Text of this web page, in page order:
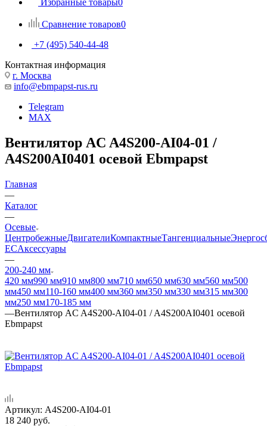
Избранные товары0
Сравнение товаров0
+7 (495) 540-44-48
Контактная информация
г. Москва
info@ebmpapst-rus.ru
Telegram
MAX
Вентилятор AC A4S200-AI04-01 /
A4S200AI0401 осевой Ebmpapst
Главная
—
Каталог
—
Осевые
ЦентробежныеДвигателиКомпактныеТангенциальные
ECАксессуары
—
200-240 мм
420 мм990 мм910 мм800 мм710 мм650 мм630 мм560 мм500
мм450 мм110-160 мм400 мм360 мм350 мм330 мм315 мм300
мм250 мм170-185 мм
—Вентилятор AC A4S200-AI04-01 / A4S200AI0401 осевой
Ebmpapst
Артикул: A4S200-AI04-01
18 240 руб.